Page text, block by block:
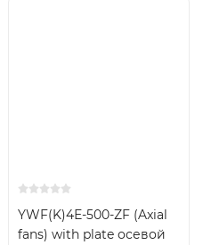
YWF(K)4Е-500-ZF (Axial
fans) with plate осевой